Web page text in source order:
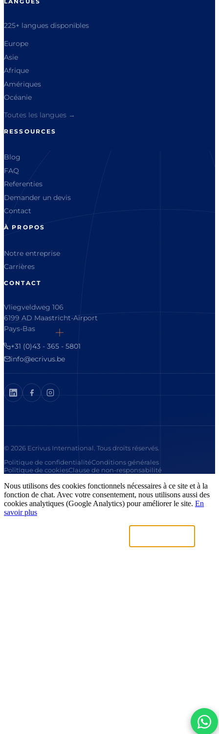
225+ langues disponibles
Europe
Asie
Afrique
Amériques
Océanie
Toutes les langues →
RESSOURCES
Blog
FAQ
Referenties
Demander un devis
Contact
À PROPOS
Notre entreprise
Carrières
CONTACT
Vliegveldweg 106
6199 AD Maastricht-Airport
Pays-Bas
+31 (0)43 - 365 - 5801
info@ecrivus.be
© 2026 Ecrivus International. Tous droits réservés.
Politique de confidentialitéConditions générales
Politique de cookiesClause de non-responsabilité
Nous utilisons des cookies fonctionnels nécessaires à ce site et à la
fonction de chat. Avec votre consentement, nous utilisons aussi des
cookies analytiques (Google Analytics) pour améliorer le site. En
savoir plus